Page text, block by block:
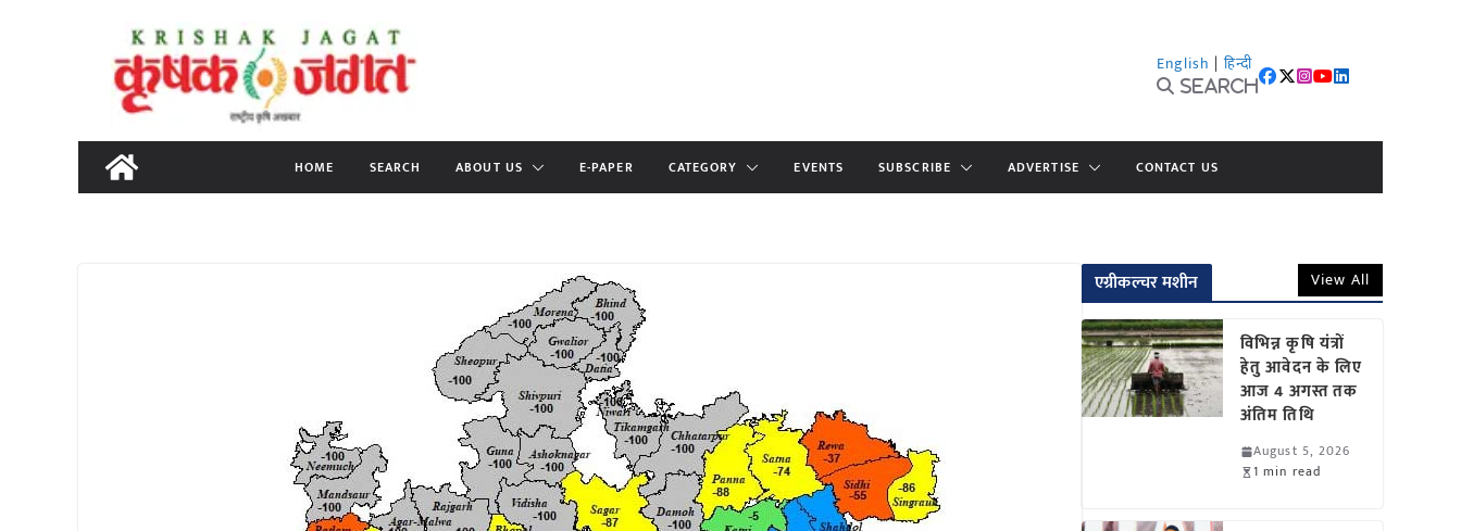
content
English | हिन्दी
Search
HOME SEARCH ABOUT US E-PAPER CATEGORY EVENTS SUBSCRIBE ADVERTISE CONTACT US
एग्रीकल्चर मशीन View All
विभिन्न कृषि यंत्रों
हेतु आवेदन के लिए
आज 4 अगस्त तक
अंतिम तिथि
August 5, 2026
1 min read